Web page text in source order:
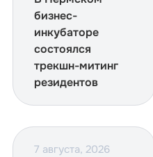
бизнес-
инкубаторе
состоялся
трекшн-митинг
резидентов
7 августа, 2026